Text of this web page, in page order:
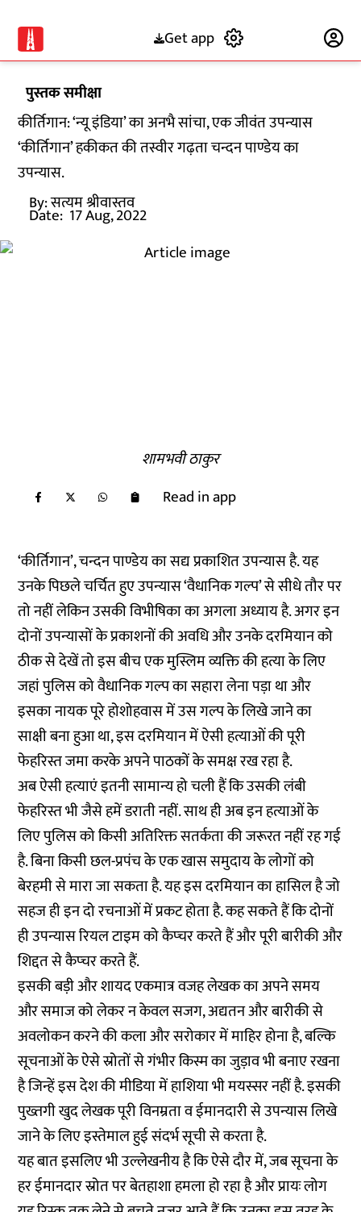
Get app
पुस्तक समीक्षा
कीर्तिगान: ‘न्यू इंडिया’ का अनभै सांचा, एक जीवंत उपन्यास
‘कीर्तिगान’ हकीकत की तस्वीर गढ़ता चन्दन पाण्डेय का
उपन्यास.
By:सत्यम श्रीवास्तव
Date: 17 Aug, 2022
शामभवी ठाकुर
Read in app
‘कीर्तिगान’, चन्दन पाण्डेय का सद्य प्रकाशित उपन्यास है. यह
उनके पिछले चर्चित हुए उपन्यास ‘वैधानिक गल्प’ से सीधे तौर पर
तो नहीं लेकिन उसकी विभीषिका का अगला अध्याय है. अगर इन
दोनों उपन्यासों के प्रकाशनों की अवधि और उनके दरमियान को
ठीक से देखें तो इस बीच एक मुस्लिम व्यक्ति की हत्या के लिए
जहां पुलिस को वैधानिक गल्प का सहारा लेना पड़ा था और
इसका नायक पूरे होशोहवास में उस गल्प के लिखे जाने का
साक्षी बना हुआ था, इस दरमियान में ऐसी हत्याओं की पूरी
फेहरिस्त जमा करके अपने पाठकों के समक्ष रख रहा है.
अब ऐसी हत्याएं इतनी सामान्य हो चली हैं कि उसकी लंबी
फेहरिस्त भी जैसे हमें डराती नहीं. साथ ही अब इन हत्याओं के
लिए पुलिस को किसी अतिरिक्त सतर्कता की जरूरत नहीं रह गई
है. बिना किसी छल-प्रपंच के एक खास समुदाय के लोगों को
बेरहमी से मारा जा सकता है. यह इस दरमियान का हासिल है जो
सहज ही इन दो रचनाओं में प्रकट होता है. कह सकते हैं कि दोनों
ही उपन्यास रियल टाइम को कैप्चर करते हैं और पूरी बारीकी और
शिद्दत से कैप्चर करते हैं.
इसकी बड़ी और शायद एकमात्र वजह लेखक का अपने समय
और समाज को लेकर न केवल सजग, अद्यतन और बारीकी से
अवलोकन करने की कला और सरोकार में माहिर होना है, बल्कि
सूचनाओं के ऐसे स्रोतों से गंभीर किस्म का जुड़ाव भी बनाए रखना
है जिन्हें इस देश की मीडिया में हाशिया भी मयस्सर नहीं है. इसकी
पुख्तगी खुद लेखक पूरी विनम्रता व ईमानदारी से उपन्यास लिखे
जाने के लिए इस्तेमाल हुई संदर्भ सूची से करता है.
यह बात इसलिए भी उल्लेखनीय है कि ऐसे दौर में, जब सूचना के
हर ईमानदार स्रोत पर बेतहाशा हमला हो रहा है और प्रायः लोग